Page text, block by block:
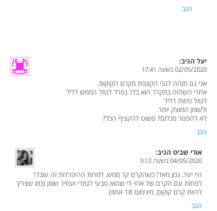
הגב
יעל הגיב:
02/05/2020 בשעה 17:41
אני גם תוהה לגבי הקצפת מקרם הקוקוס.
אחרי השהיה במקרר הוא בדכ נפרד לנוזל הממש דליל
לנוזל פחות דליל
ולשומן המוצק יותר.
לא להפטר מכלום? פשוט להקציף הכל?
הגב
אורי שביט הגיב:
04/05/2020 בשעה 9:12
היי יעל, נכון מאד! כשהקרם קר ממש, למרות ההיפרדות זה עובד!
לפחות עם הקרם של ארוי-די שהוא טבעי לגמרי ועתיר שומן (כמו שצריך
להיות קרם קוקוס, מינימום 18 אחוז).
הגב